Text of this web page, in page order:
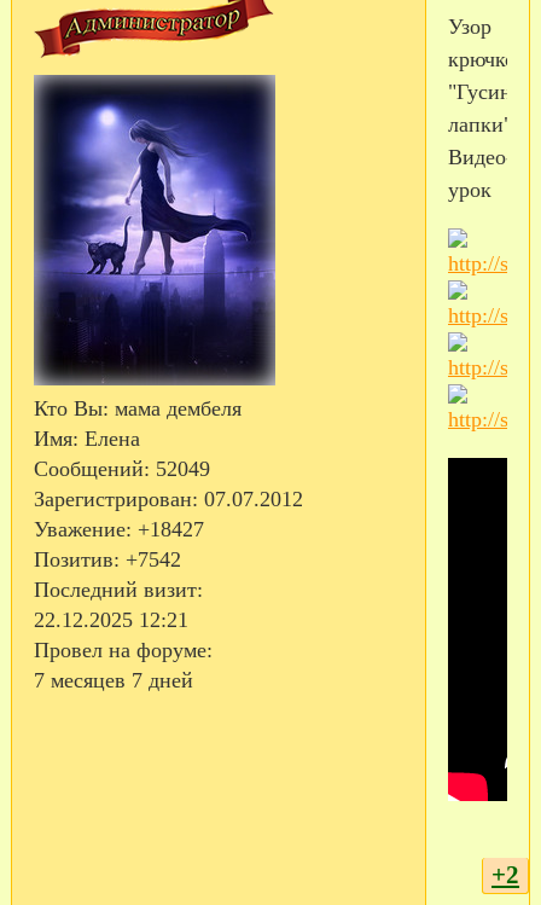
Кто Вы: мама дембеля
Имя: Елена
Сообщений: 52049
Зарегистрирован: 07.07.2012
Уважение: +18427
Позитив: +7542
Последний визит:
22.12.2025 12:21
Провел на форуме:
7 месяцев 7 дней
Узор
крючком
"Гусиные
лапки"
Видео-
урок
+2